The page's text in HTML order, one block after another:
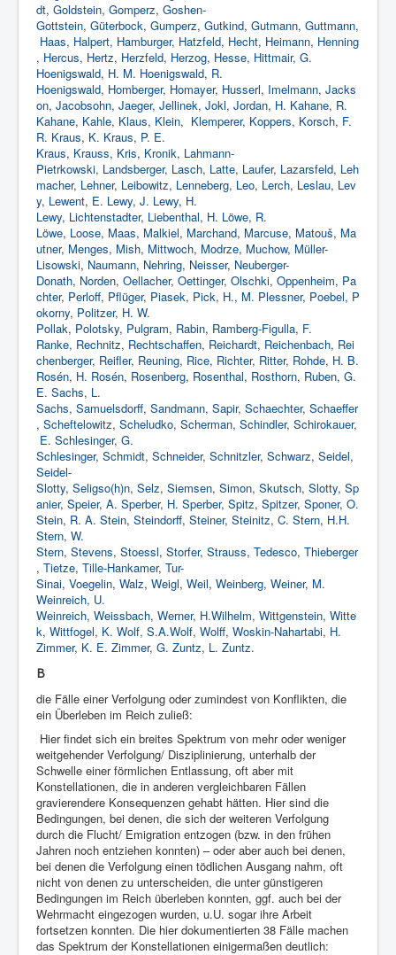
dt, Goldstein, Gomperz, Goshen-
Gottstein, Güterbock, Gumperz, Gutkind, Gutmann, Guttmann,
Haas, Halpert, Hamburger, Hatzfeld, Hecht, Heimann, Henning
, Hercus, Hertz, Herzfeld, Herzog, Hesse, Hittmair, G.
Hoenigswald, H. M. Hoenigswald, R.
Hoenigswald, Homberger, Homayer, Husserl, Imelmann, Jacks
on, Jacobsohn, Jaeger, Jellinek, Jokl, Jordan, H. Kahane, R.
Kahane, Kahle, Klaus, Klein, Klemperer, Koppers, Korsch, F.
R. Kraus, K. Kraus, P. E.
Kraus, Krauss, Kris, Kronik, Lahmann-
Pietrkowski, Landsberger, Lasch, Latte, Laufer, Lazarsfeld, Leh
macher, Lehner, Leibowitz, Lenneberg, Leo, Lerch, Leslau, Lev
y, Lewent, E. Lewy, J. Lewy, H.
Lewy, Lichtenstadter, Liebenthal, H. Löwe, R.
Löwe, Loose, Maas, Malkiel, Marchand, Marcuse, Matouš, Ma
utner, Menges, Mish, Mittwoch, Modrze, Muchow, Müller-
Lisowski, Naumann, Nehring, Neisser, Neuberger-
Donath, Norden, Oellacher, Oettinger, Olschki, Oppenheim, Pa
chter, Perloff, Pflüger, Piasek, Pick, H., M. Plessner, Poebel, P
okorny, Politzer, H. W.
Pollak, Polotsky, Pulgram, Rabin, Ramberg-Figulla, F.
Ranke, Rechnitz, Rechtschaffen, Reichardt, Reichenbach, Rei
chenberger, Reifler, Reuning, Rice, Richter, Ritter, Rohde, H. B.
Rosén, H. Rosén, Rosenberg, Rosenthal, Rosthorn, Ruben, G.
E. Sachs, L.
Sachs, Samuelsdorff, Sandmann, Sapir, Schaechter, Schaeffer
, Scheftelowitz, Scheludko, Scherman, Schindler, Schirokauer,
E. Schlesinger, G.
Schlesinger, Schmidt, Schneider, Schnitzler, Schwarz, Seidel,
Seidel-
Slotty, Seligso(h)n, Selz, Siemsen, Simon, Skutsch, Slotty, Sp
anier, Speier, A. Sperber, H. Sperber, Spitz, Spitzer, Sponer, O.
Stein, R. A. Stein, Steindorff, Steiner, Steinitz, C. Stern, H.H.
Stern, W.
Stern, Stevens, Stoessl, Storfer, Strauss, Tedesco, Thieberger
, Tietze, Tille-Hankamer, Tur-
Sinai, Voegelin, Walz, Weigl, Weil, Weinberg, Weiner, M.
Weinreich, U.
Weinreich, Weissbach, Werner, H.Wilhelm, Wittgenstein, Witte
k, Wittfogel, K. Wolf, S.A.Wolf, Wolff, Woskin-Nahartabi, H.
Zimmer, K. E. Zimmer, G. Zuntz, L. Zuntz.
B
die Fälle einer Verfolgung oder zumindest von Konflikten, die
ein Überleben im Reich zuließ:
Hier findet sich ein breites Spektrum von mehr oder weniger
weitgehender Verfolgung/ Disziplinierung, unterhalb der
Schwelle einer förmlichen Entlassung, oft aber mit
Konstellationen, die in anderen vergleichbaren Fällen
gravierendere Konsequenzen gehabt hätten. Hier sind die
Bedingungen, bei denen, die sich der weiteren Verfolgung
durch die Flucht/ Emigration entzogen (bzw. in den frühen
Jahren noch entziehen konnten) – oder aber auch bei denen,
bei denen die Verfolgung einen tödlichen Ausgang nahm, oft
nicht von denen zu unterscheiden, die unter günstigeren
Bedingungen im Reich überleben konnten, ggf. auch bei der
Wehrmacht eingezogen wurden, u.U. sogar ihre Arbeit
fortsetzen konnten. Die hier dokumentierten 38 Fälle machen
das Spektrum der Konstellationen einigermaßen deutlich: